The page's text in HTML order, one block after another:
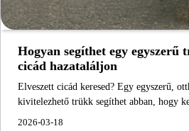
Hogyan segíthet egy egyszerű
cicád hazataláljon
Elveszett cicád keresed? Egy egyszerű,
kivitelezhető trükk segíthet abban, hogy
2026-03-18